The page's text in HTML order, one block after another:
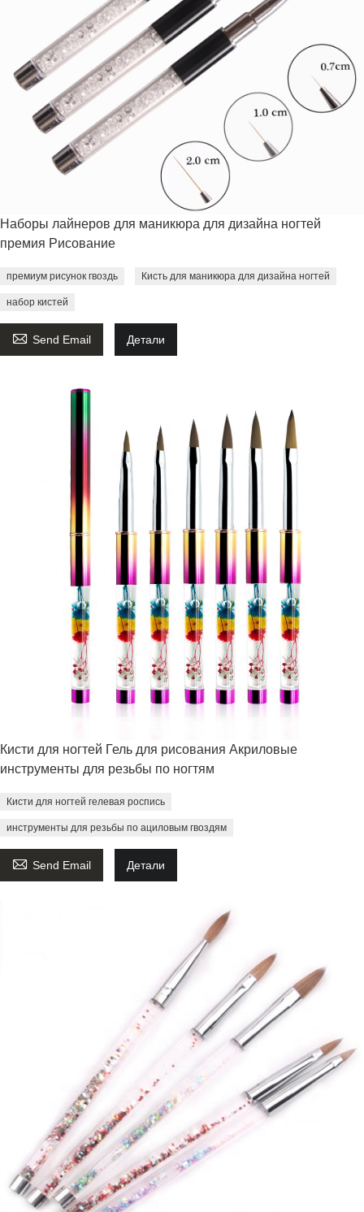
Наборы лайнеров для маникюра для дизайна ногтей
премия Рисование
премиум рисунок гвоздь Кисть для маникюра для дизайна ногтей
набор кистей
 Send Email Детали
Кисти для ногтей Гель для рисования Акриловые
инструменты для резьбы по ногтям
Кисти для ногтей гелевая роспись
инструменты для резьбы по ациловым гвоздям
 Send Email Детали